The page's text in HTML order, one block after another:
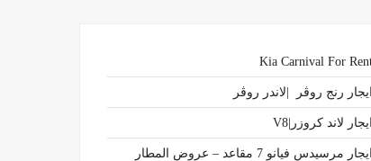
ايجار رنج روڤر |لاندر روڤر
ايجار لاند كروزر|V8
ايجار مرسيدس فيانو 7 مقاعد – عروض المطار